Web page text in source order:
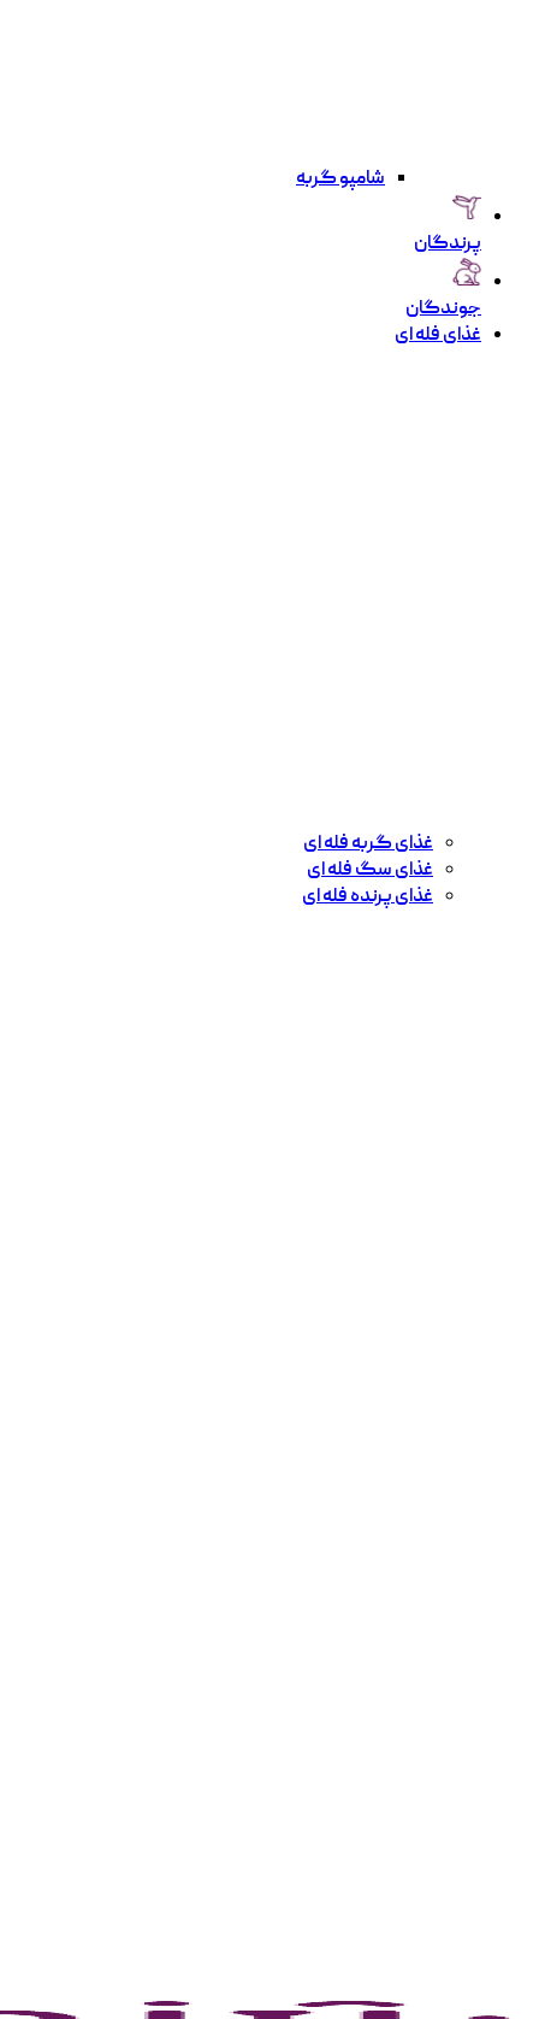
شامپو گربه
پرندگان
جوندگان
غذای فله ای
غذای گربه فله ای
غذای سگ فله ای
غذای پرنده فله ای